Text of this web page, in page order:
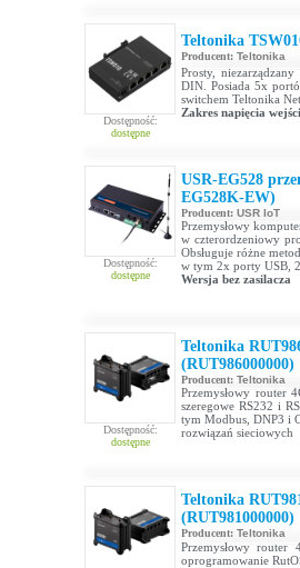
Dostępność:
dostępne
Teltonika
Producent: Teltonika
Prosty,
DIN. Posiada 5x
switchem Teltonika
Zakres napięcia
Dostępność:
dostępne
USR-EG528
EG528K-EW)
Producent: USR IoT
Przemysłowy
w czterordzeniowy
Obsługuje różne
w tym 2x porty USB,
Wersja bez zasilacza
Dostępność:
dostępne
Teltonika
(RUT986000000)
Producent: Teltonika
Przemysłowy router
szeregowe RS232 i
tym Modbus, DNP3 i
rozwiązań sieciowych
Teltonika
(RUT981000000)
Producent: Teltonika
Przemysłowy
oprogramowanie